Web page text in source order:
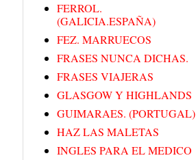
FERROL.
(GALICIA.ESPAÑA)
FEZ. MARRUECOS
FRASES NUNCA DICHAS.
FRASES VIAJERAS
GLASGOW Y HIGHLANDS
GUIMARAES. (PORTUGAL)
HAZ LAS MALETAS
INGLES PARA EL MEDICO